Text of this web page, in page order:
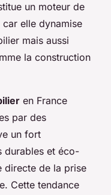
un moteur de
elle dynamise
mais aussi
la construction
en France
par des
un fort
durables et éco-
directe de la prise
Cette tendance